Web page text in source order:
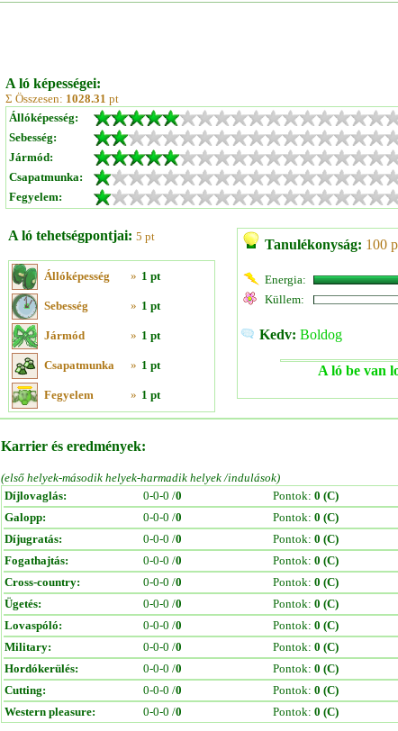
A ló képességei:
Σ Összesen: 1028.31 pt
Állóképesség:
Sebesség:
Jármód:
Csapatmunka:
Fegyelem:
A ló tehetségpontjai: 5 pt
Állóképesség » 1 pt
Sebesség » 1 pt
Jármód » 1 pt
Csapatmunka » 1 pt
Fegyelem » 1 pt
Tanulékonyság: 100
Energia:
Küllem:
Kedv: Boldog
A ló be van
Karrier és eredmények:
(első helyek-második helyek-harmadik helyek /indulások)
Díjlovaglás:
0-0-0 /0 Pontok: 0 (C)
Galopp:
0-0-0 /0 Pontok: 0 (C)
Díjugratás:
0-0-0 /0 Pontok: 0 (C)
Fogathajtás:
0-0-0 /0 Pontok: 0 (C)
Cross-country:
0-0-0 /0 Pontok: 0 (C)
Ügetés:
0-0-0 /0 Pontok: 0 (C)
Lovaspóló:
0-0-0 /0 Pontok: 0 (C)
Military:
0-0-0 /0 Pontok: 0 (C)
Hordókerülés:
0-0-0 /0 Pontok: 0 (C)
Cutting:
0-0-0 /0 Pontok: 0 (C)
Western pleasure:
0-0-0 /0 Pontok: 0 (C)